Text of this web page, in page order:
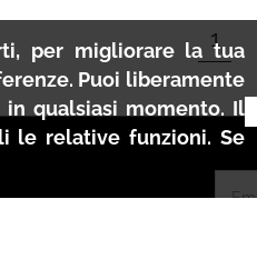
1
per migliorare la tua
Puoi liberamente
qualsiasi momento. Il
le relative funzioni. Se